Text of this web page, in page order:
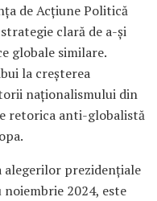
de Acțiune Politică
clară de a-și
globale similare.
la creșterea
naționalismului din
retorica anti-globalistă
alegerilor prezidențiale
2024, este